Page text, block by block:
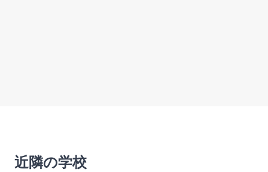
近隣の学校